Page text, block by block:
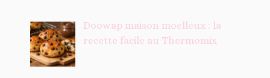
Doowap maison moelleux : la
recette facile au Thermomix